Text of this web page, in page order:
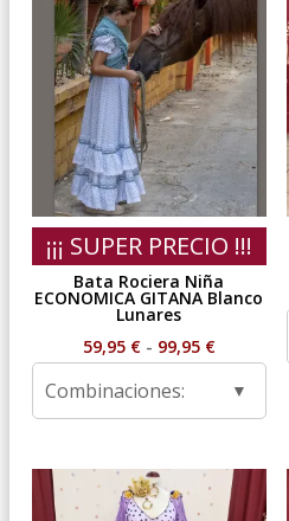
99,95 €
¡¡¡ SUPER PRECIO !!!
Bata Rociera Niña
ECONOMICA GITANA Blanco
Lunares
59,95 € - 99,95 €Rango
59,95 €
hasta
Combinaciones: